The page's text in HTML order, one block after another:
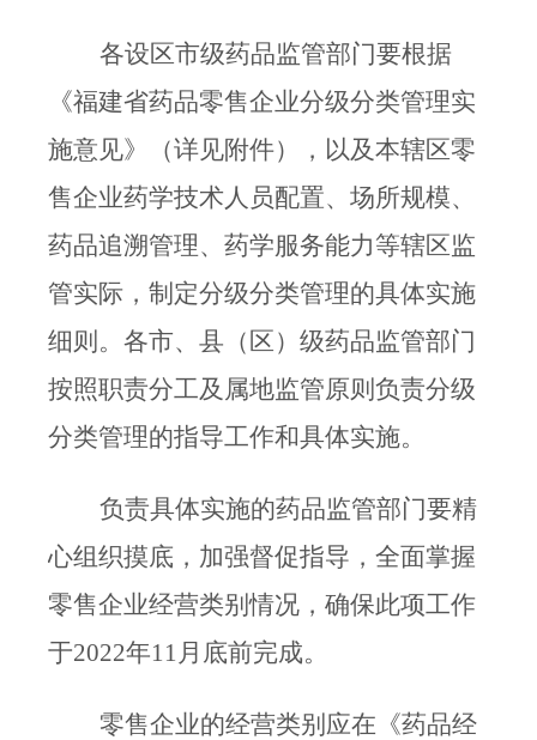
各设区市级药品监管部门要根据
《福建省药品零售企业分级分类管理实
施意见》（详见附件），以及本辖区零
售企业药学技术人员配置、场所规模、
药品追溯管理、药学服务能力等辖区监
管实际，制定分级分类管理的具体实施
细则。各市、县（区）级药品监管部门
按照职责分工及属地监管原则负责分级
分类管理的指导工作和具体实施。
负责具体实施的药品监管部门要精
心组织摸底，加强督促指导，全面掌握
零售企业经营类别情况，确保此项工作
于2022年11 月底前完成。
零售企业的经营类别应在《药品经